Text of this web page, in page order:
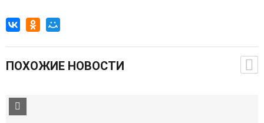
ПОХОЖИЕ НОВОСТИ